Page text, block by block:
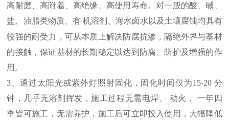
高耐磨、高附着、高绝缘、高使用寿命。对一般的酸、碱、
盐、油脂类物质、有 机溶剂、海水卤水以及土壤腐蚀均具有
较强的耐受力，可从本质上解决防腐抗渗，隔绝外界与基材
的接触，保证基材的长期稳定以达到防腐、防护及增强的作
用。
3 、通过太阳光或紫外灯照射固化，固化时间仅为15-20 分
钟，几乎无溶剂挥发，施工过程无需电焊、 动火， 一年四
季皆可施工，无需养护，施工后可立即投入使用，大幅降低